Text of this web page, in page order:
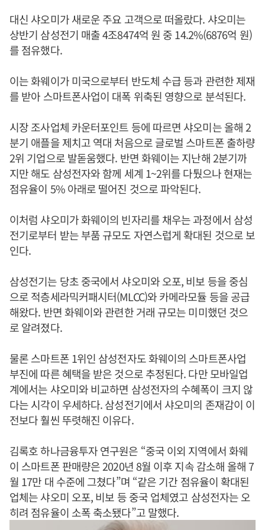
대신 샤오미가 새로운 주요 고객으로 떠올랐다. 샤오미는
상반기 삼성전기 매출 4조8474억 원 중 14.2%(6876억 원)
를 점유했다.
이는 화웨이가 미국으로부터 반도체 수급 등과 관련한 제재
를 받아 스마트폰사업이 대폭 위축된 영향으로 분석된다.
시장 조사업체 카운터포인트 등에 따르면 샤오미는 올해 2
분기 애플을 제치고 역대 처음으로 글로벌 스마트폰 출하량
2위 기업으로 발돋움했다. 반면 화웨이는 지난해 2분기까
지만 해도 삼성전자와 함께 세계 1~2위를 다퉜으나 현재는
점유율이 5% 아래로 떨어진 것으로 파악된다.
이처럼 샤오미가 화웨이의 빈자리를 채우는 과정에서 삼성
전기로부터 받는 부품 규모도 자연스럽게 확대된 것으로 보
인다.
삼성전기는 당초 중국에서 샤오미와 오포, 비보 등을 중심
으로 적층세라믹커패시터(MLCC)와 카메라모듈 등을 공급
해왔다. 반면 화웨이와 관련한 거래 규모는 미미했던 것으
로 알려졌다.
물론 스마트폰 1위인 삼성전자도 화웨이의 스마트폰사업
부진에 따른 혜택을 받은 것으로 추정된다. 다만 모바일업
계에서는 샤오미와 비교하면 삼성전자의 수혜폭이 크지 않
다는 시각이 우세하다. 삼성전기에서 샤오미의 존재감이 이
전보다 훨씬 뚜렷해진 이유다.
김록호 하나금융투자 연구원은 “중국 이외 지역에서 화웨
이 스마트폰 판매량은 2020년 8월 이후 지속 감소해 올해 7
월 17만 대 수준에 그쳤다”며 “같은 기간 점유율이 확대된
업체는 샤오미 오포, 비보 등 중국 업체였고 삼성전자는 오
히려 점유율이 소폭 축소됐다”고 말했다.